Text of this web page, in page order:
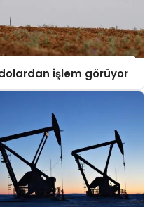
işlem görüyor